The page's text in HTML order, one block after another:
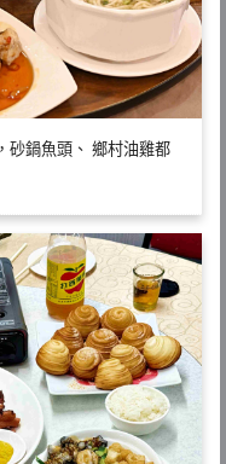
砂鍋魚頭、 鄉村油雞都